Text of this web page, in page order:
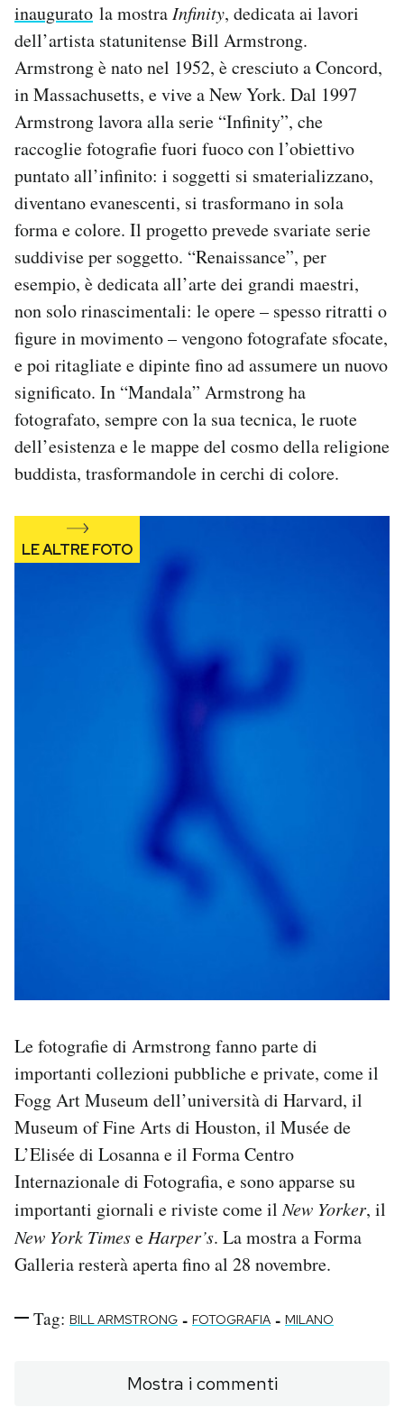
CALENDARIO
AREA PERSONALE
Area Personale
Newsletter
Notifiche mobile
Regala il Post
Hai bisogno di aiuto?
Esci
inaugurato la mostra Infinity, dedicata ai lavori
dell’artista statunitense Bill Armstrong.
Armstrong è nato nel 1952, è cresciuto a Concord,
in Massachusetts, e vive a New York. Dal 1997
Armstrong lavora alla serie “Infinity”, che
raccoglie fotografie fuori fuoco con l’obiettivo
puntato all’infinito: i soggetti si smaterializzano,
diventano evanescenti, si trasformano in sola
forma e colore. Il progetto prevede svariate serie
suddivise per soggetto. “Renaissance”, per
esempio, è dedicata all’arte dei grandi maestri,
non solo rinascimentali: le opere – spesso ritratti o
figure in movimento – vengono fotografate sfocate,
e poi ritagliate e dipinte fino ad assumere un nuovo
significato. In “Mandala” Armstrong ha
fotografato, sempre con la sua tecnica, le ruote
dell’esistenza e le mappe del cosmo della religione
buddista, trasformandole in cerchi di colore.
Le fotografie di Armstrong fanno parte di
importanti collezioni pubbliche e private, come il
Fogg Art Museum dell’università di Harvard, il
Museum of Fine Arts di Houston, il Musée de
L’Elisée di Losanna e il Forma Centro
Internazionale di Fotografia, e sono apparse su
importanti giornali e riviste come ilNew Yorker, il
New York Timese Harper’s. La mostra a Forma
Galleria resterà aperta fino al 28 novembre.
Tag: BILL ARMSTRONG - FOTOGRAFIA - MILANO
Mostra i commenti